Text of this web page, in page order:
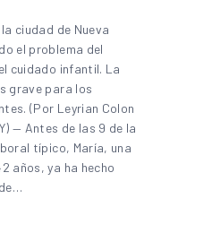
ciudad de Nueva
el problema del
cuidado infantil. La
grave para los
(Por Leyrian Colon
— Antes de las 9 de la
típico, María, una
años, ya ha hecho